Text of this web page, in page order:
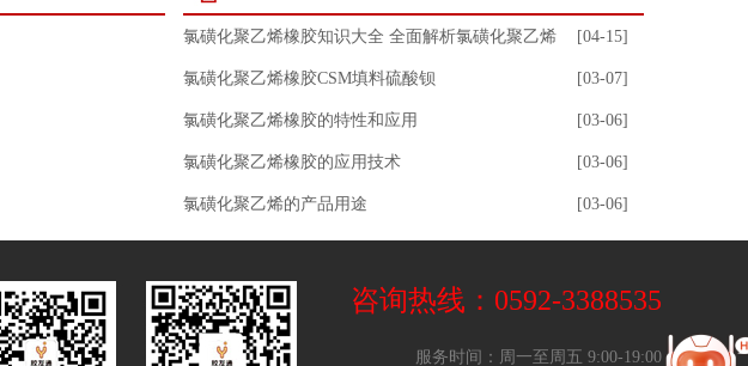
氯磺化聚乙烯橡胶知识大全 全面解析氯磺化聚乙烯 [04-15]
氯磺化聚乙烯橡胶CSM填料硫酸钡 [03-07]
氯磺化聚乙烯橡胶的特性和应用 [03-06]
氯磺化聚乙烯橡胶的应用技术 [03-06]
氯磺化聚乙烯的产品用途 [03-06]
咨询热线：0592-3388535
服务时间：周一至周五 9:00-19:00